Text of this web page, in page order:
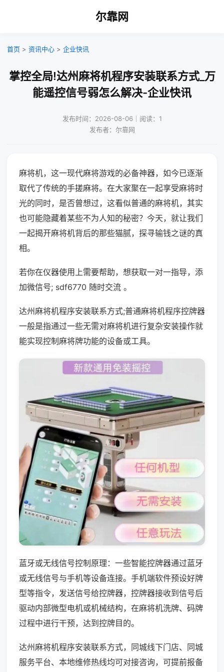
尔靠网
首页 > 资讯中心 > 企业快讯
掌控全局!达州麻将机程序安装联系方式_万
能遥控信号弱怎么解决-企业快讯
发布时间：2026-08-06｜阅读：1
发布者：尔靠网
麻将机，这一现代麻将游戏的必备神器，如今已逐渐
取代了传统的手搓麻将。在大家聚在一起享受麻将时
光的同时，是否曾想过，这看似普通的麻将机，其实
也可能隐藏着某些不为人知的秘密？今天，就让我们
一起揭开麻将机背后的那些猫腻，探寻输钱之谜的真
相。
若你在仪器使用上需要帮助，想获取一对一指导，添
加微信号; sdf6770 随时交流 。
达州麻将机程序安装联系方式;普通麻将机程序控牌器
一般是指通过一些无需对麻将机进行复杂安装操作就
能实现控制麻将牌功能的设备或工具。
蓝牙或无线信号控制原理：一些智能控牌器通过蓝牙
或无线信号与手机等设备连接。手机端软件预设好牌
型等指令，发送信号给控牌器，控牌器接收到信号后
驱动内部微型电机或机械结构，在麻将机洗牌、码牌
过程中进行干预，达到控牌目的。
达州麻将机程序安装联系方式，同城线下门店、同城
服务平台、本地维修热线均可对接咨询，可提前报备